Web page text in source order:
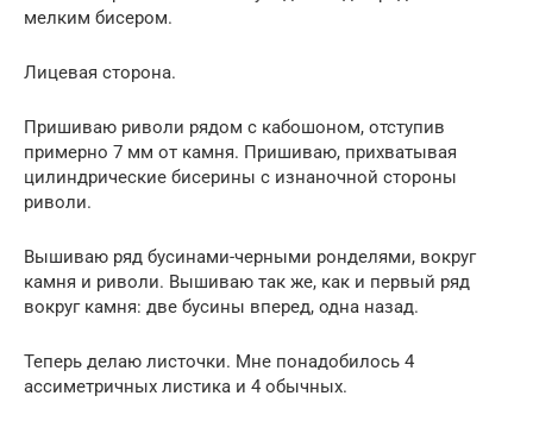
мелким бисером.
Лицевая сторона.
Пришиваю риволи рядом с кабошоном, отступив
примерно 7 мм от камня. Пришиваю, прихватывая
цилиндрические бисерины с изнаночной стороны
риволи.
Вышиваю ряд бусинами-черными ронделями, вокруг
камня и риволи. Вышиваю так же, как и первый ряд
вокруг камня: две бусины вперед, одна назад.
Теперь делаю листочки. Мне понадобилось 4
ассиметричных листика и 4 обычных.